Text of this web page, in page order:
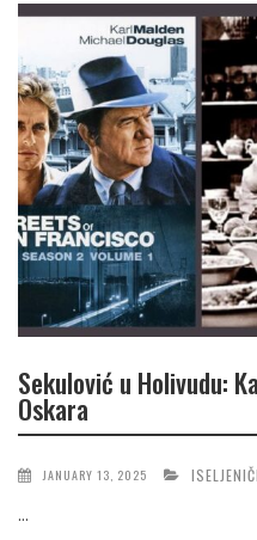
Sekulović u Holivudu:
Oskara
JANUARY 13, 2025
...